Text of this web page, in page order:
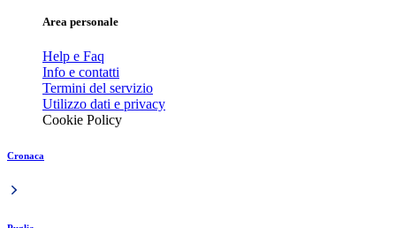
Area personale
Help e Faq
Info e contatti
Termini del servizio
Utilizzo dati e privacy
Cookie Policy
Cronaca